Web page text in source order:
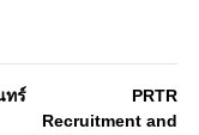
ทร์
PRTR
Recruitment and